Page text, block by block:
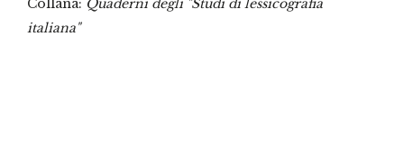
Collana: Quaderni degli "Studi di lessicografia
italiana"